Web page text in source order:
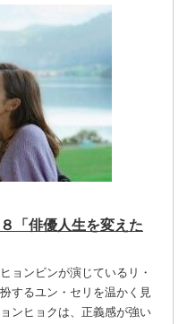
「俳優人生を変えた
ョンビンが演じているリ・
するユン・セリを温かく見
ンヒョクは、正義感が強い